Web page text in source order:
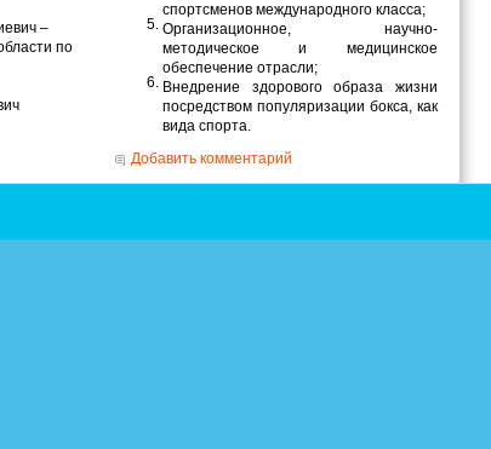
–
по
спортсменов международного класса;
Организационное, научно-
методическое и медицинское
обеспечение отрасли;
Внедрение здорового образа жизни
посредством популяризации бокса, как
вида спорта.
Добавить комментарий